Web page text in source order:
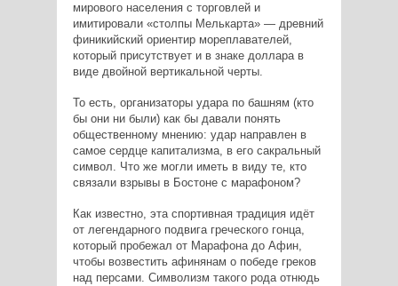
мирового населения с торговлей и
имитировали «столпы Мелькарта» — древний
финикийский ориентир мореплавателей,
который присутствует и в знаке доллара в
виде двойной вертикальной черты.
То есть, организаторы удара по башням (кто
бы они ни были) как бы давали понять
общественному мнению: удар направлен в
самое сердце капитализма, в его сакральный
символ. Что же могли иметь в виду те, кто
связали взрывы в Бостоне с марафоном?
Как известно, эта спортивная традиция идёт
от легендарного подвига греческого гонца,
который пробежал от Марафона до Афин,
чтобы возвестить афинянам о победе греков
над персами. Символизм такого рода отнюдь